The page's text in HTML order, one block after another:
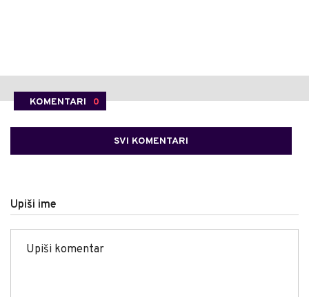
KOMENTARI 0
SVI KOMENTARI
Upiši ime